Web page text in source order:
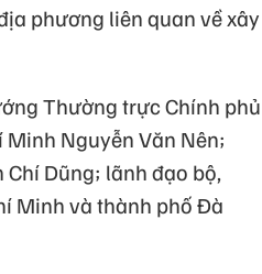
phương liên quan về xây
Thường trực Chính phủ
Nguyễn Văn Nên;
Dũng; lãnh đạo bộ,
Minh và thành phố Đà